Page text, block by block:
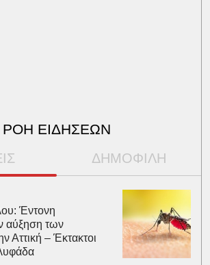
ΡΟΗ ΕΙΔΗΣΕΩΝ
ΔΗΜΟΦΙΛΗ
Έντονη
αύξηση των
Αττική – Έκτακτοι